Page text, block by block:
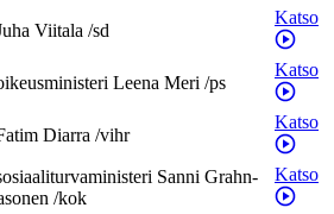
Viitala /sd
Katso
Leena Meri /ps
Katso
Diarra /vihr
Katso
Sanni Grahn-
/kok
Katso